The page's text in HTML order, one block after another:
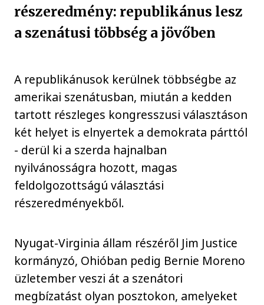
részeredmény: republikánus lesz
a szenátusi többség a jövőben
A republikánusok kerülnek többségbe az
amerikai szenátusban, miután a kedden
tartott részleges kongresszusi választáson
két helyet is elnyertek a demokrata párttól
- derül ki a szerda hajnalban
nyilvánosságra hozott, magas
feldolgozottságú választási
részeredményekből.
Nyugat-Virginia állam részéről Jim Justice
kormányzó, Ohióban pedig Bernie Moreno
üzletember veszi át a szenátori
megbízatást olyan posztokon, amelyeket